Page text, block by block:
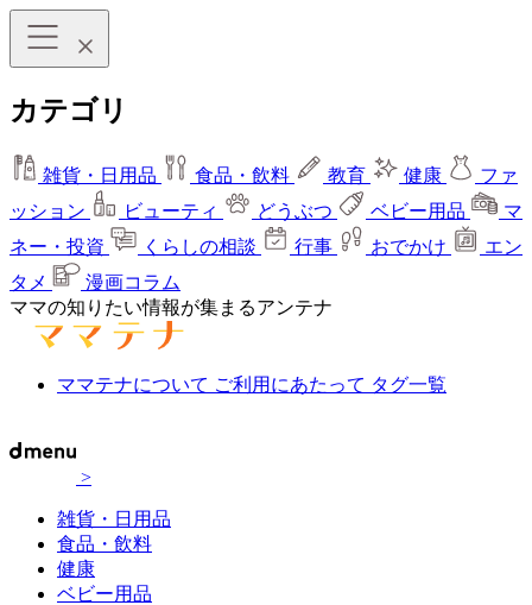
カテゴリ
雑貨・日用品 食品・飲料 教育 健康
ファ
ッション
ビューティ どうぶつ ベビー用品
マ
ネー・投資
くらしの相談 行事 おでかけ
エン
タメ
漫画コラム
ママの知りたい情報が集まるアンテナ
ママテナについて ご利用にあたって タグ一覧
>
雑貨・日用品
食品・飲料
健康
ベビー用品